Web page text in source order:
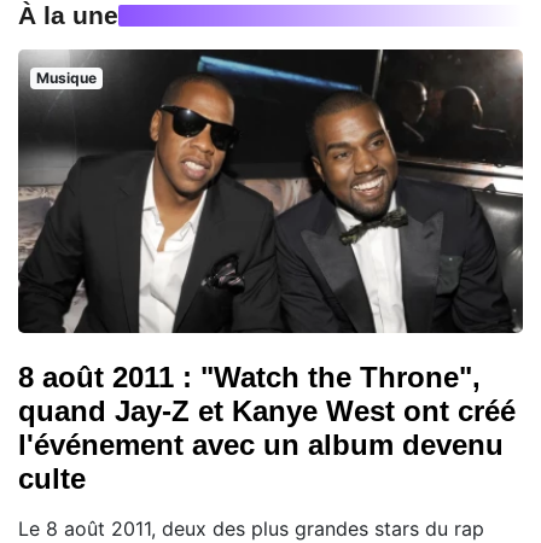
À la une
Musique
8 août 2011 : "Watch the Throne",
quand Jay-Z et Kanye West ont créé
l'événement avec un album devenu
culte
Le 8 août 2011, deux des plus grandes stars du rap